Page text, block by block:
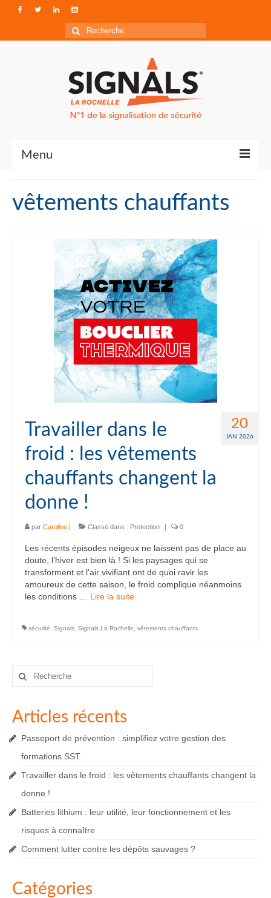
Rechercher
:
Menu
Qui sommes-nous ?
Accéder à Signals
vêtements chauffants
20
JAN 2026
Travailler dans le
froid : les vêtements
chauffants changent la
donne !
par Caroline | Classé dans : Protection | 0
Les récents épisodes neigeux ne laissent pas de place au
doute, l’hiver est bien là ! Si les paysages qui se
transforment et l’air vivifiant ont de quoi ravir les
amoureux de cette saison, le froid complique néanmoins
les conditions … Lire la suite­­
sécurité Signals Signals La Rochelle vêtements chauffants
Rechercher
Articles récents
Passeport de prévention : simplifiez votre gestion des
formations SST
Travailler dans le froid : les vêtements chauffants changent la
donne !
Batteries lithium : leur utilité, leur fonctionnement et les
risques à connaître
Comment lutter contre les dépôts sauvages ?
Catégories